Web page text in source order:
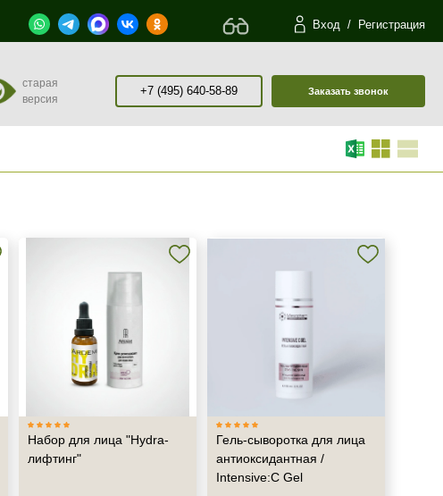
Вход / Регистрация
старая
версия
+7 (495) 640-58-89 Заказать звонок
Набор для лица "Hydra-
лифтинг"
Гель-сыворотка для лица
антиоксидантная /
Intensive:C Gel